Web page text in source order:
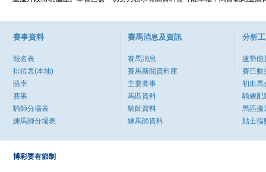
賽事資料
報名表
排位表(本地)
賠率
賽果
騎師分場表
練馬師分場表
賽馬消息及資訊
賽馬消息
賽馬新聞資料庫
主要賽事
馬匹資料
騎師資料
練馬師資料
分析
速勢能
賽日數
初出馬
騎練配
馬匹搬
貼士指
博彩要有節制